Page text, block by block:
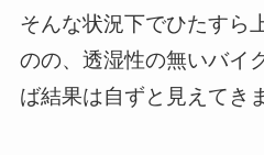
そんな状況下でひたすら
のの、透湿性の無いバイ
ば結果は自ずと見えてき